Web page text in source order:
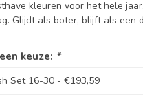
kleuren voor het hele
Glijdt als boter, blijft als een
keuze: *